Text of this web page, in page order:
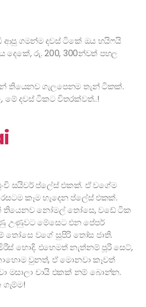
ආපු ගමන්ම දවස් ටිකේ ඔය හයිෆයි
දෙකේ, රු. 200, 300න්වත් පහල
තියෙනව ගැලපෙනම තැන් ටිකක්.
දවස් ටිකට විතරක්වත්..!
සයිවර් ප්ලේස් එකක්. ඒ වගේම
කෑම හැදෙන ප්ලේස් එකක්.
තියෙනව නෝමල් තෝසෙ, වඩේ ටික
උණුවට මේසෙට එන පේපර්
තෝසෙ වගේ සුපිරි තෝස ජාති.
හොදි. එහෙමත් නැත්නම් පූරි සෙට්,
වුනත්, ඒ මොනවා කෑවත්
මසාලා චායි එකක් නම් බොන්න.